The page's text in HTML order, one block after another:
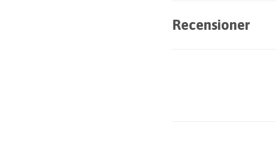
Recensioner